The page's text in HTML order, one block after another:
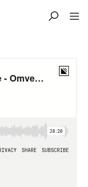
 